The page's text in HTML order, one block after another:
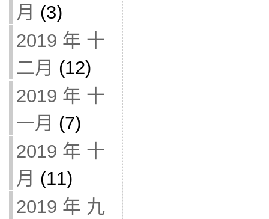
月 (3)
2019 年 十
二月 (12)
2019 年 十
一月 (7)
2019 年 十
月 (11)
2019 年 九